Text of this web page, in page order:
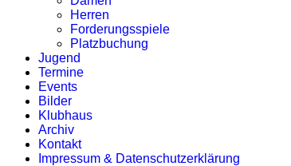
Herren
Forderungsspiele
Platzbuchung
Jugend
Termine
Events
Bilder
Klubhaus
Archiv
Kontakt
Impressum & Datenschutzerklärung